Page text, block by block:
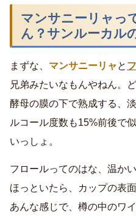
マンサニーリャっ
ん？サンルーカル
まずな、 マンサニーリャ と
兄弟みたいなもんやねん。
酵母の膜の下で熟成する、
ルコール度数も15%前後で
いっしょ。
フロールってのはな、温か
ほっといたら、カップの表
あんな感じで、樽の中のワ